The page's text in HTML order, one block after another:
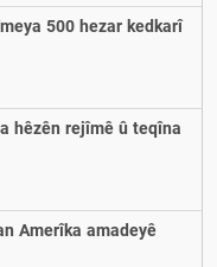
500 hezar kedkarî
hêzên rejîmê û teqîna
Amerîka amadeyê